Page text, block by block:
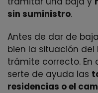
sin suministro.
Antes de dar de
bien la situación
trámite correcto. En
serte de ayuda las
residencias o el